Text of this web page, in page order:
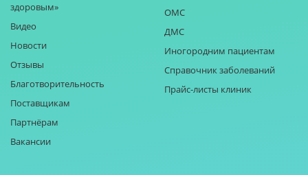
здоровым»
Видео
Новости
Отзывы
Благотворительность
Поставщикам
Партнёрам
Вакансии
ОМС
ДМС
Иногородним пациентам
Справочник заболеваний
Прайс-листы клиник